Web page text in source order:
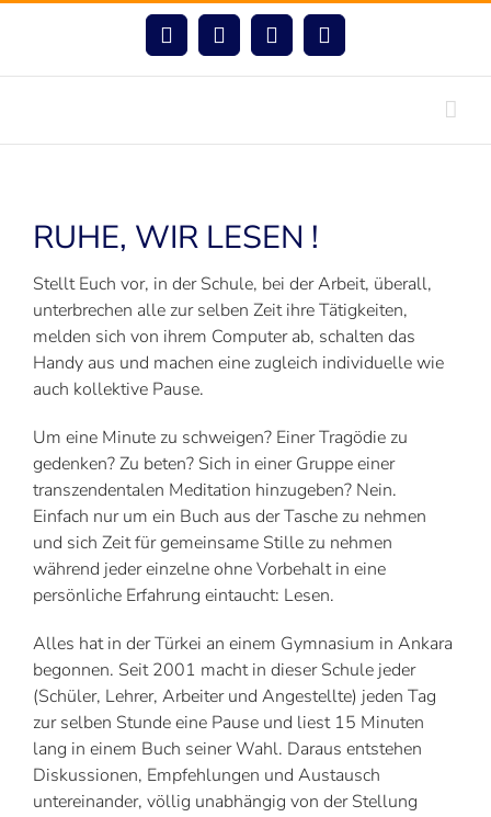
FacebookInstagramLinkedInYouTube
RUHE, WIR LESEN !
Stellt Euch vor, in der Schule, bei der Arbeit, überall,
unterbrechen alle zur selben Zeit ihre Tätigkeiten,
melden sich von ihrem Computer ab, schalten das
Handy aus und machen eine zugleich individuelle wie
auch kollektive Pause.
Um eine Minute zu schweigen? Einer Tragödie zu
gedenken? Zu beten? Sich in einer Gruppe einer
transzendentalen Meditation hinzugeben? Nein.
Einfach nur um ein Buch aus der Tasche zu nehmen
und sich Zeit für gemeinsame Stille zu nehmen
während jeder einzelne ohne Vorbehalt in eine
persönliche Erfahrung eintaucht: Lesen.
Alles hat in der Türkei an einem Gymnasium in Ankara
begonnen. Seit 2001 macht in dieser Schule jeder
(Schüler, Lehrer, Arbeiter und Angestellte) jeden Tag
zur selben Stunde eine Pause und liest 15 Minuten
lang in einem Buch seiner Wahl. Daraus entstehen
Diskussionen, Empfehlungen und Austausch
untereinander, völlig unabhängig von der Stellung